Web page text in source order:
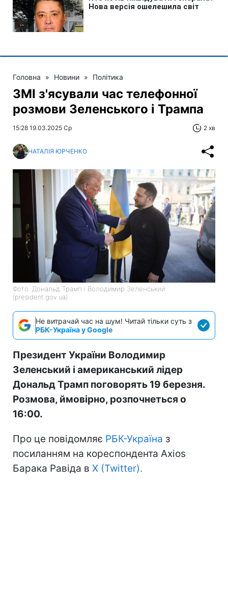
Головна » Новини » Політика
ЗМІ з'ясували час телефонної
розмови Зеленського і Трампа
15:28 19.03.2025 Ср 2 хв
НАТАЛІЯ ЮРЧЕНКО
Фото: Дональд Трамп і Володимир Зеленський
(president.gov.ua)
Не витрачай час на шум! Читай тільки суть з
РБК-Україна у Google
Президент України Володимир
Зеленський і американський лідер
Дональд Трамп поговорять 19 березня.
Розмова, ймовірно, розпочнеться о
16:00.
Про це повідомляє РБК-Україна з
посиланням на кореспондента Axios
Барака Равіда в Х (Twitter).